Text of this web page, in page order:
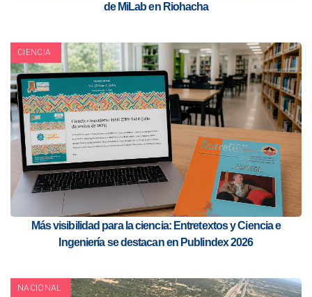
de MiLab en Riohacha
CIENCIA
Más visibilidad para la ciencia: Entretextos y Ciencia e
Ingeniería se destacan en Publindex 2026
NACIONAL